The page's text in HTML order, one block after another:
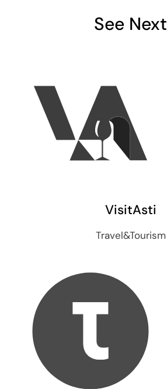
See Next
VisitAsti
Travel&Tourism